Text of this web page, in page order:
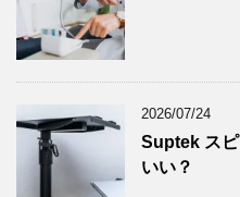
2024年11月
2024年10月
2024年9月(9)
2024年8月(9)
2024年7月(9)
2024年6月(7)
2026/07/24
Suptek ス
いい？